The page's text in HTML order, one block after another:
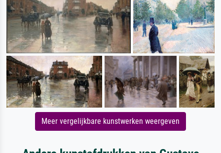
Meer vergelijkbare kunstwerken weergeven